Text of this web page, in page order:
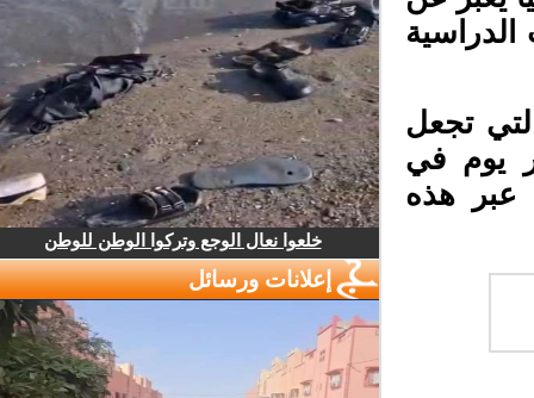
تجعل
يوم في
هذه
خلعوا نعال الوجع وتركوا الوطن للوطن
إعلانات ورسائل